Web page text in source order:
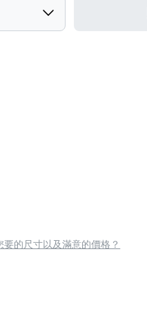
要的尺寸以及滿意的價格？